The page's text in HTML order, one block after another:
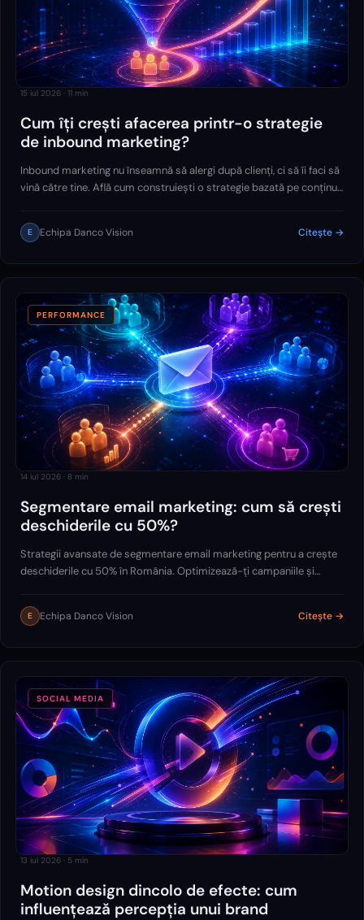
15 iul 2026 · 11 min
Cum îți crești afacerea printr-o strategie
de inbound marketing?
Inbound marketing nu înseamnă să alergi după clienți, ci să îi faci să
vină către tine. Află cum construiești o strategie bazată pe conținut
termen lung.
E Echipa Danco Vision Citește →
PERFORMANCE
14 iul 2026 · 8 min
Segmentare email marketing: cum să crești
deschiderile cu 50%?
Strategii avansate de segmentare email marketing pentru a crește
deschiderile cu 50% în România. Optimizează-ți campaniile și
E Echipa Danco Vision Citește →
SOCIAL MEDIA
13 iul 2026 · 5 min
Motion design dincolo de efecte: cum
influențează percepția unui brand